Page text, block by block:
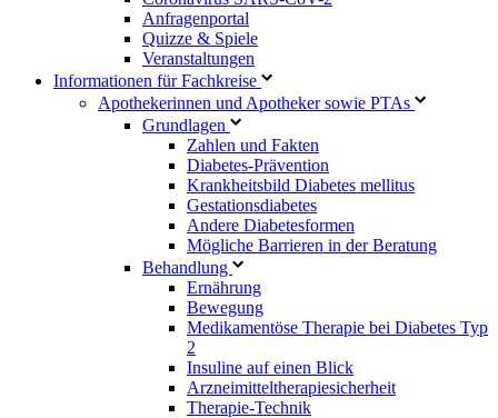
Anfragenportal
Quizze & Spiele
Veranstaltungen
Informationen für Fachkreise
Apothekerinnen und Apotheker sowie PTAs
Grundlagen
Zahlen und Fakten
Diabetes-Prävention
Krankheitsbild Diabetes mellitus
Gestationsdiabetes
Andere Diabetesformen
Mögliche Barrieren in der Beratung
Behandlung
Ernährung
Bewegung
Medikamentöse Therapie bei Diabetes Typ
2
Insuline auf einen Blick
Arzneimitteltherapie­sicherheit
Therapie-Technik